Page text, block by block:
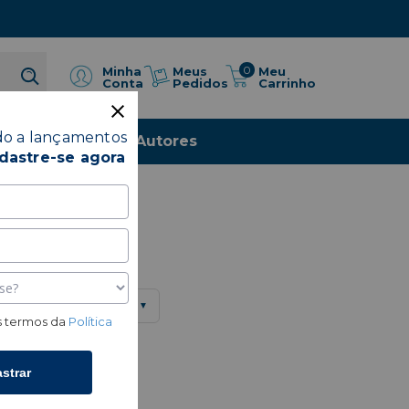
Minha
Conta
Meus
Pedidos
0
Meu
Carrinho
Livros Autores
Exibir: 48 produtos ▼
a lançamentos
se agora
termos da Política